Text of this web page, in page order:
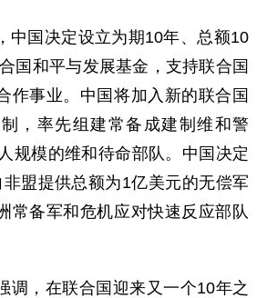
国决定设立为期10年、总额10
国和平与发展基金，支持联合国
作事业。中国将加入新的联合国
，率先组建常备成建制维和警
规模的维和待命部队。中国决定
盟提供总额为1亿美元的无偿军
常备军和危机应对快速反应部队
，在联合国迎来又一个10年之